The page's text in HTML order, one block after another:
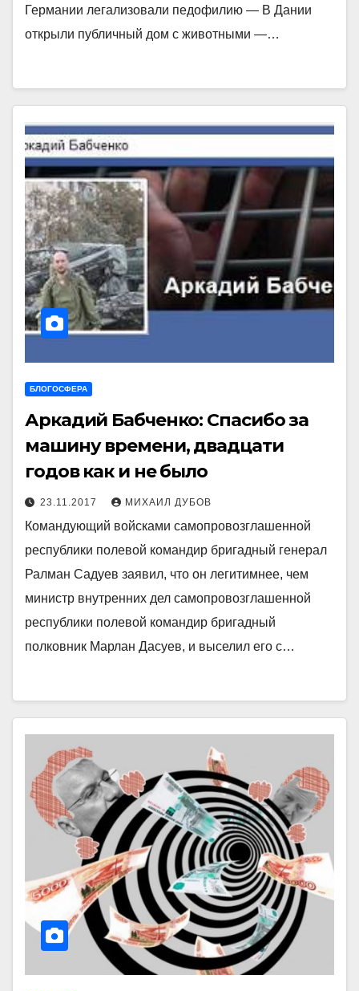
Германии легализовали педофилию — В Дании
открыли публичный дом с животными —…
БЛОГОСФЕРА
Аркадий Бабченко: Спасибо за
машину времени, двадцати
годов как и не было
23.11.2017 МИХАИЛ ДУБОВ
Командующий войсками самопровозглашенной
республики полевой командир бригадный генерал
Ралман Садуев заявил, что он легитимнее, чем
министр внутренних дел самопровозглашенной
республики полевой командир бригадный
полковник Марлан Дасуев, и выселил его с…